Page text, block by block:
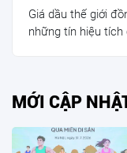
Giá dầu thế giới
những tín hiệu
MỚI CẬP